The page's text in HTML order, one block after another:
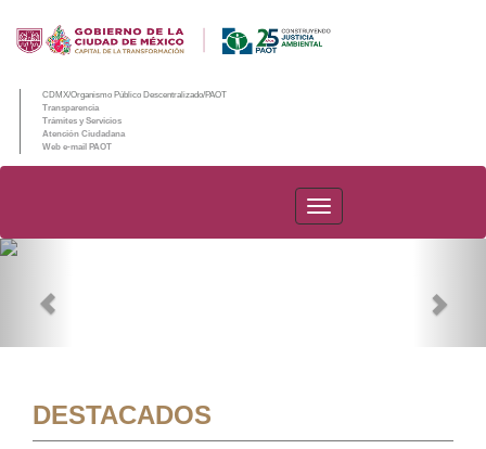
CDMX/Organismo Público Descentralizado/PAOT
Transparencia
Trámites y Servicios
Atención Ciudadana
Web e-mail PAOT
PAOT
DESTACADOS